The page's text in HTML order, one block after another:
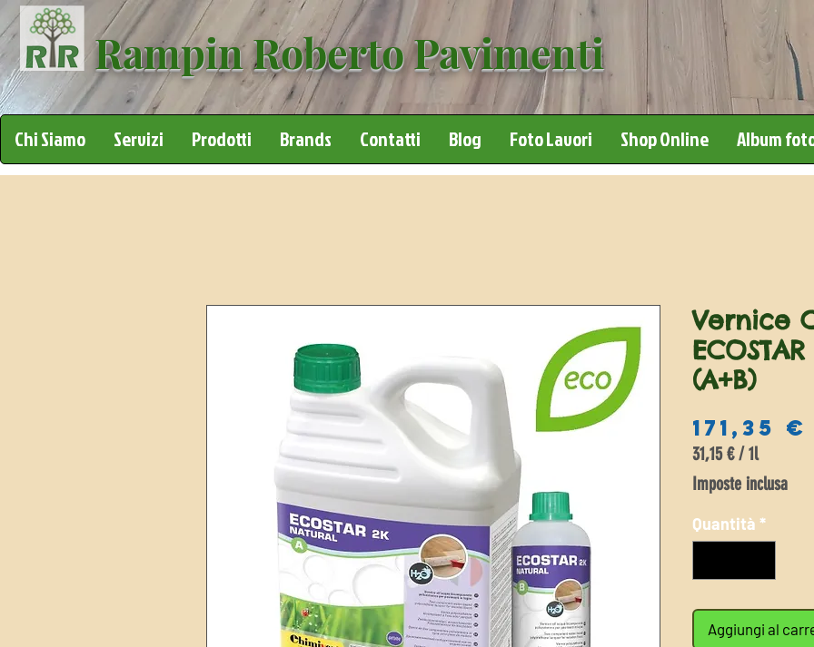
Rampin Roberto Pavimenti
Chi Siamo Servizi Prodotti Brands Contatti Blog Foto Lavori Shop Online Album
Vernice
(A+B)
171,35 €
31,15 € /1l
31,15 €
ogni
1
litro
Imposte inclusa
Quantità *
Aggiungi al